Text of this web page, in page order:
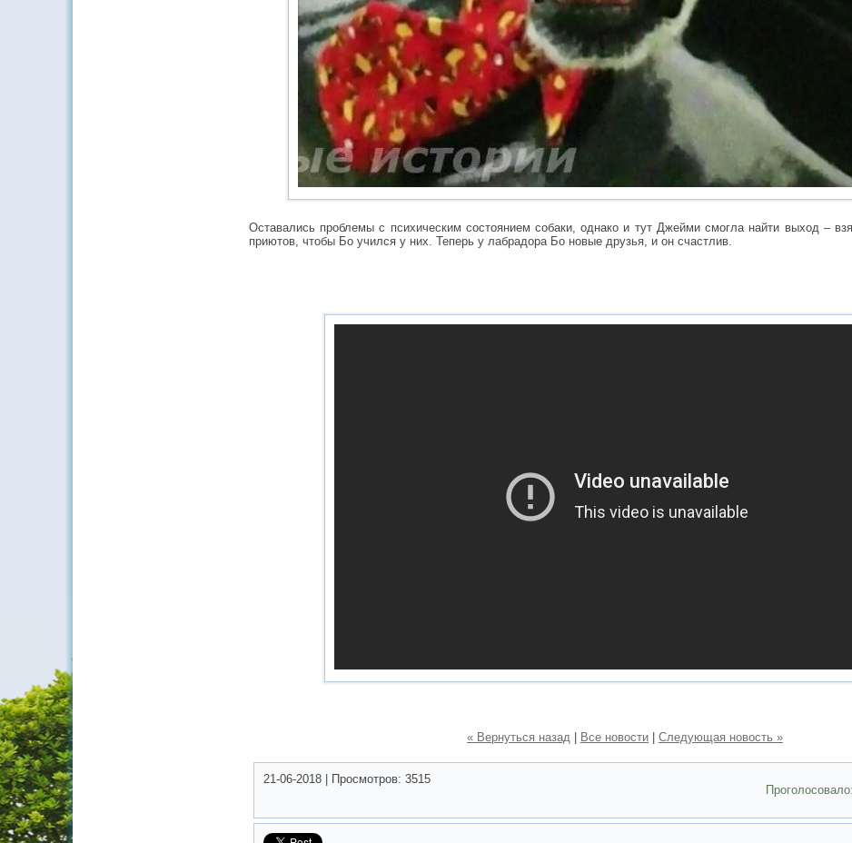
Оставались проблемы с психическим состоянием собаки, однако и тут Джейми смогла найти выход –
приютов, чтобы Бо учился у них. Теперь у лабрадора Бо новые друзья, и он счастлив.
« Вернуться назад Все новости Следующая новость »
21-06-2018 Просмотров: 3515